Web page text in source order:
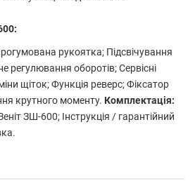
рукоятка; Підсвічування
регулювання оборотів;Сервісні
щіток;Функція реверс;Фіксатор
крутного моменту. Комплектація:
ЗШ-600; Інструкція / гарантійний